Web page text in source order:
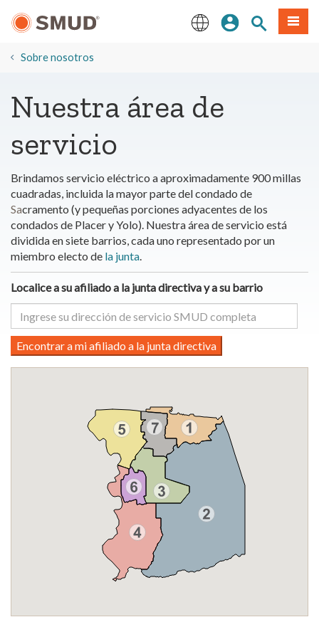
principal
Iniciar sesión
Buscar en
Menú
Sobre nosotros
​Nuestra área de
servicio
Brindamos servicio eléctrico a aproximadamente 900 millas
cuadradas, incluida la mayor parte del condado de
Sacramento (y pequeñas porciones adyacentes de los
condados de Placer y Yolo). Nuestra área de servicio está
dividida en siete barrios, cada uno representado por un
miembro electo de la junta.
Localice a su afiliado a la junta directiva y a su barrio
Encontrar a mi afiliado a la junta directiva